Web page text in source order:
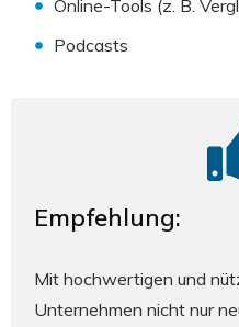
Online-Tools (z. B.
Podcasts
Empfehlung:
Mit hochwertigen und
Unternehmen nicht nur